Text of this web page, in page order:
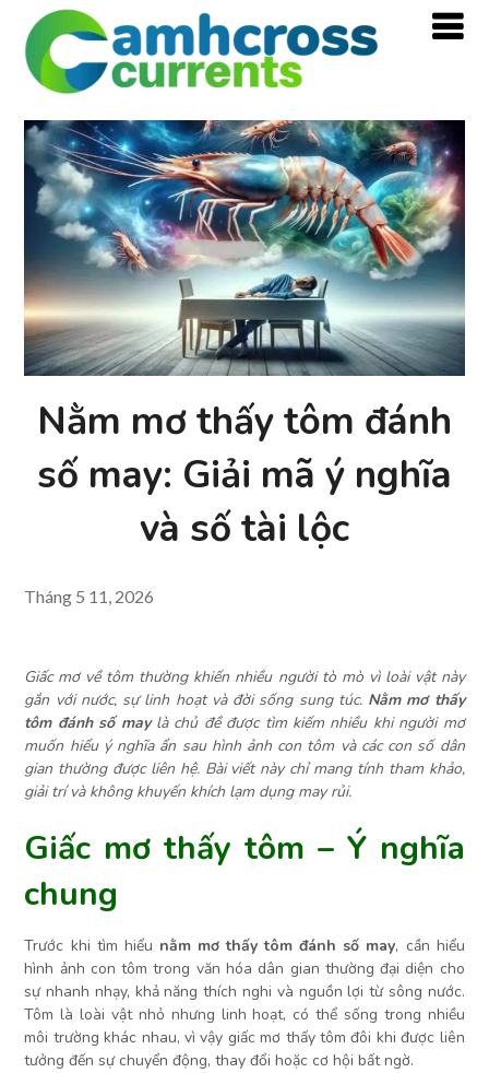
Nằm mơ thấy tôm đánh
số may: Giải mã ý nghĩa
và số tài lộc
Tháng 5 11, 2026
Giấc mơ về tôm thường khiến nhiều người tò mò vì loài vật này
gắn với nước, sự linh hoạt và đời sống sung túc. Nằm mơ thấy
tôm đánh số maylà chủ đề được tìm kiếm nhiều khi người mơ
muốn hiểu ý nghĩa ẩn sau hình ảnh con tôm và các con số dân
gian thường được liên hệ. Bài viết này chỉ mang tính tham khảo,
giải trí và không khuyến khích lạm dụng may rủi.
Giấc mơ thấy tôm – Ý nghĩa
chung
Trước khi tìm hiểu nằm mơ thấy tôm đánh số may, cần hiểu
hình ảnh con tôm trong văn hóa dân gian thường đại diện cho
sự nhanh nhạy, khả năng thích nghi và nguồn lợi từ sông nước.
Tôm là loài vật nhỏ nhưng linh hoạt, có thể sống trong nhiều
môi trường khác nhau, vì vậy giấc mơ thấy tôm đôi khi được liên
tưởng đến sự chuyển động, thay đổi hoặc cơ hội bất ngờ.